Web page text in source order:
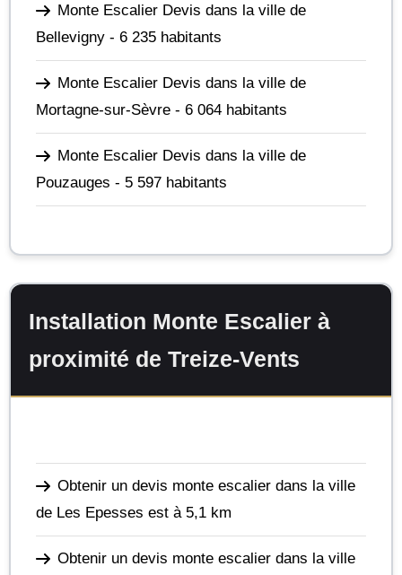
Monte Escalier Devis dans la ville de
Bellevigny - 6 235 habitants
Monte Escalier Devis dans la ville de
Mortagne-sur-Sèvre - 6 064 habitants
Monte Escalier Devis dans la ville de
Pouzauges - 5 597 habitants
Installation Monte Escalier à
proximité de Treize-Vents
Obtenir un devis monte escalier dans la ville
de Les Epesses est à 5,1 km
Obtenir un devis monte escalier dans la ville